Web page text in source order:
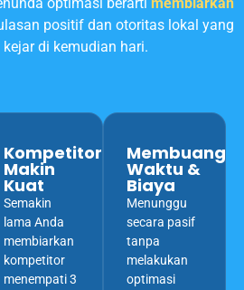
positif dan otoritas lokal yang
di kemudian hari.
Kompetitor
Makin
Kuat
Semakin
lama Anda
membiarkan
kompetitor
menempati 3
Membuang
Waktu &
Biaya
Menunggu
secara pasif
tanpa
melakukan
optimasi